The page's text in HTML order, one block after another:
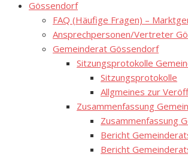
Gössendorf
FAQ (Häufige Fragen) –
Ansprechpersonen/Vertreter
Gemeinderat Gössendorf
Sitzungsprotokolle
Sitzungsprotokolle
Allgmeines zur
Zusammenfassung
Zusammenfassung
Bericht
Bericht